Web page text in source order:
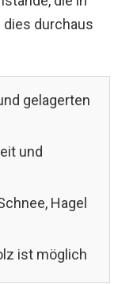
dies durchaus
gelagerten
und
Hagel
ist möglich